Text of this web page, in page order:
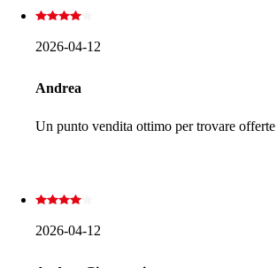
10:00 - 13:30 | 15:30 -
2026-04-12
Andrea
Un punto vendita ottimo per trovare offerte
2026-04-12